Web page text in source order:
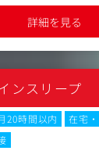
ミッションは、
ームゲームの安定
ツの感動とクラブ
に愛される熱狂的
す。
詳細を見る
ンスリープ
20時間以内
在宅